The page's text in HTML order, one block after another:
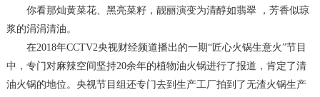
你看那灿黄菜花、黑亮菜籽， 靓丽演变为清醇如翡翠 ， 芳香似琼
浆的涓涓清油。
在2018年CCTV2央视财经频道播出的一期“匠心火锅生意火”节目
中，专门对麻辣空间坚持20余年的植物油火锅进行了报道，肯定了清
油火锅的地位。央视节目组还专门去到生产工厂拍到了无渣火锅生产